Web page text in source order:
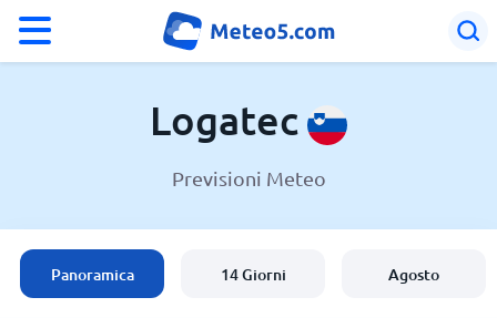
Slovenia
Logatec
Previsioni Meteo
Panoramica 14 Giorni Agosto